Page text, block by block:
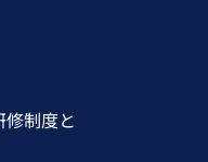
制度と